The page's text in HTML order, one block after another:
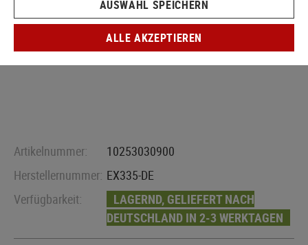
Artikelnummer:
10253030900
Herstellernummer: EX335-DE
Verfügbarkeit:
LAGERND, GELIEFERT NACH
DEUTSCHLAND IN 2-3 WERKTAGEN
AUSWAHL SPEICHERN
ALLE AKZEPTIEREN